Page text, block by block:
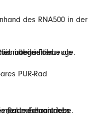
des RNA500 in der
PUR-Rad